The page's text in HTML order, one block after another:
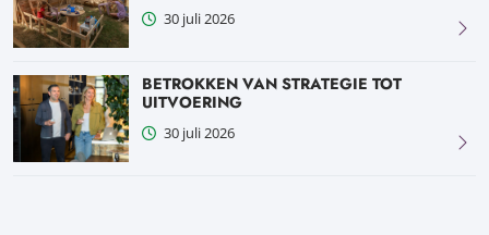
30 juli 2026
BETROKKEN VAN STRATEGIE TOT
UITVOERING
30 juli 2026